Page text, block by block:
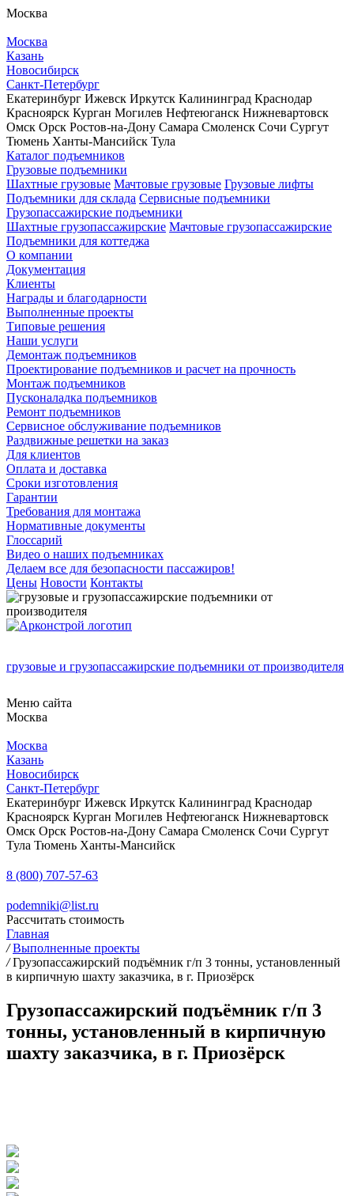
Москва
Москва
Казань
Новосибирск
Санкт-Петербург
Екатеринбург Ижевск Иркутск Калининград Краснодар
Красноярск Курган Могилев Нефтеюганск Нижневартовск
Омск Орск Ростов-на-Дону Самара Смоленск Сочи Сургут
Тюмень Ханты-Мансийск Тула
Каталог подъемников
Грузовые подъемники
Шахтные грузовые Мачтовые грузовые Грузовые лифты
Подъемники для склада Сервисные подъемники
Грузопассажирские подъемники
Шахтные грузопассажирские Мачтовые грузопассажирские
Подъемники для коттеджа
О компании
Документация
Клиенты
Награды и благодарности
Выполненные проекты
Типовые решения
Наши услуги
Демонтаж подъемников
Проектирование подъемников и расчет на прочность
Монтаж подъемников
Пусконаладка подъемников
Ремонт подъемников
Сервисное обслуживание подъемников
Раздвижные решетки на заказ
Для клиентов
Оплата и доставка
Сроки изготовления
Гарантии
Требования для монтажа
Нормативные документы
Глоссарий
Видео о наших подъемниках
Делаем все для безопасности пассажиров!
Цены Новости Контакты
грузовые и грузопассажирские подъемники от производителя
Меню сайта
Москва
Москва
Казань
Новосибирск
Санкт-Петербург
Екатеринбург Ижевск Иркутск Калининград Краснодар
Красноярск Курган Могилев Нефтеюганск Нижневартовск
Омск Орск Ростов-на-Дону Самара Смоленск Сочи Сургут
Тула Тюмень Ханты-Мансийск
8 (800) 707-57-63
podemniki@list.ru
Рассчитать стоимость
Главная
/ Выполненные проекты
/ Грузопассажирский подъёмник г/п 3 тонны, установленный
в кирпичную шахту заказчика, в г. Приозёрск
Грузопассажирский подъёмник г/п 3
тонны, установленный в кирпичную
шахту заказчика, в г. Приозёрск